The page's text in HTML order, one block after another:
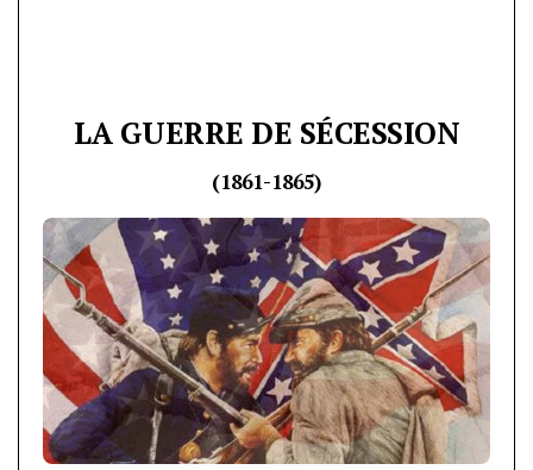
LA GUERRE DE SÉCESSION
(1861-1865)